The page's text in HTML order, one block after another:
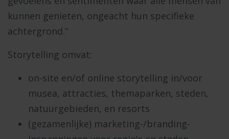
kunnen genieten, ongeacht hun specifieke
achtergrond.”
Storytelling omvat:
on-site en/of online storytelling in/voor
musea, attracties, themaparken, steden,
natuurgebieden, en resorts
(gezamenlijke) marketing-/branding-